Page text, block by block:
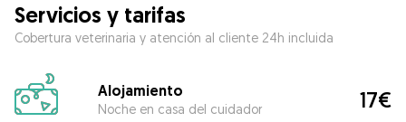
Servicios y tarifas
Cobertura veterinaria y atención al cliente 24h incluida
Alojamiento
Noche en casa del cuidador 17€